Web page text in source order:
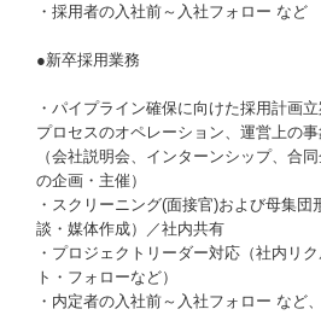
・採用者の入社前～入社フォロー など
●新卒採用業務
・パイプライン確保に向けた採用計画
プロセスのオペレーション、運営上の
（会社説明会、インターンシップ、合
の企画・主催）
・スクリーニング(面接官)および母集
談・媒体作成）／社内共有
・プロジェクトリーダー対応（社内リ
ト・フォローなど）
・内定者の入社前～入社フォロー など